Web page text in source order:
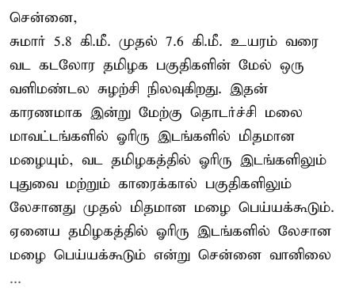
சென்னை,
சுமார் 5.8 கி.மீ. முதல் 7.6 கி.மீ. உயரம் வரை
வட கடலோர தமிழக பகுதிகளின் மேல் ஒரு
வளிமண்டல சுழற்சி நிலவுகிறது. இதன்
காரணமாக இன்று மேற்கு தொடர்ச்சி மலை
மாவட்டங்களில் ஓரிரு இடங்களில் மிதமான
மழையும், வட தமிழகத்தில் ஓரிரு இடங்களிலும்
புதுவை மற்றும் காரைக்கால் பகுதிகளிலும்
லேசானது முதல் மிதமான மழை பெய்யக்கூடும்.
ஏனைய தமிழகத்தில் ஓரிரு இடங்களில் லேசான
மழை பெய்யக்கூடும் என்று சென்னை வானிலை
...